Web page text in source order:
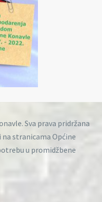
Sva prava pridržana
stranicama Općine
u promidžbene